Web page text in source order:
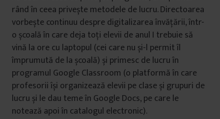
rând în ceea privește metodele de lucru. Directoarea
vorbește continuu despre digitalizarea învățării, într-
o școală în care deja toți elevii de anul I trebuie să
vină la ore cu laptopul (cei care nu și-l permit îl
împrumută de la școală) și primesc de lucru în
programul Google Classroom (o platformă în care
profesorii își organizează elevii pe clase și grupuri de
lucru și le dau teme în Google Docs, pe care le
notează apoi în catalogul electronic).